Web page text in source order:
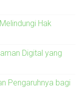
Hak
Digital yang
Pengaruhnya bagi